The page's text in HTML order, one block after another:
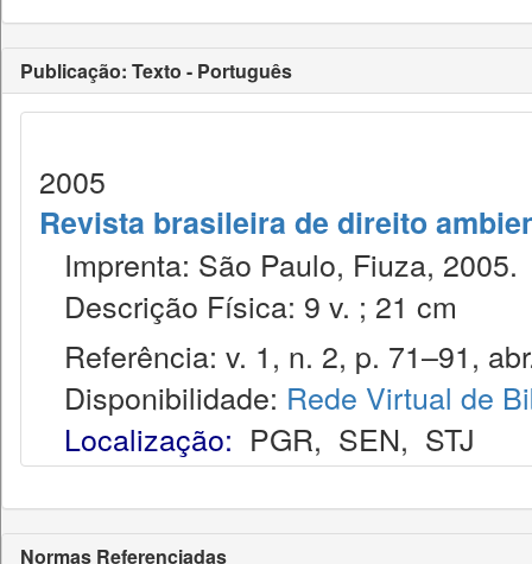
Publicação: Texto - Português
2005
Revista brasileira de direito
Imprenta: São Paulo, Fiuza, 2005.
Descrição Física: 9 v. ; 21 cm
Referência: v. 1, n. 2, p. 71–91,
Disponibilidade: Rede Virtual de
Localização: PGR, SEN, STJ
Normas Referenciadas